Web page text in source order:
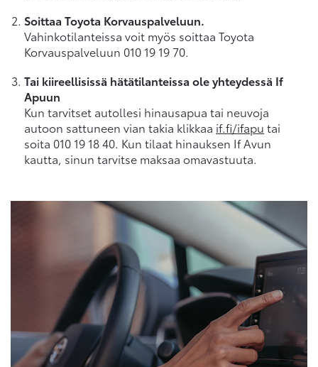
Soittaa Toyota Korvauspalveluun.
Vahinkotilanteissa voit myös soittaa Toyota
Korvauspalveluun 010 19 19 70.
Tai kiireellisissä hätätilanteissa ole yhteydessä If
Apuun
Kun tarvitset autollesi hinausapua tai neuvoja
autoon sattuneen vian takia klikkaa if.fi/ifapu tai
soita 010 19 18 40. Kun tilaat hinauksen If Avun
kautta, sinun tarvitse maksaa omavastuuta.